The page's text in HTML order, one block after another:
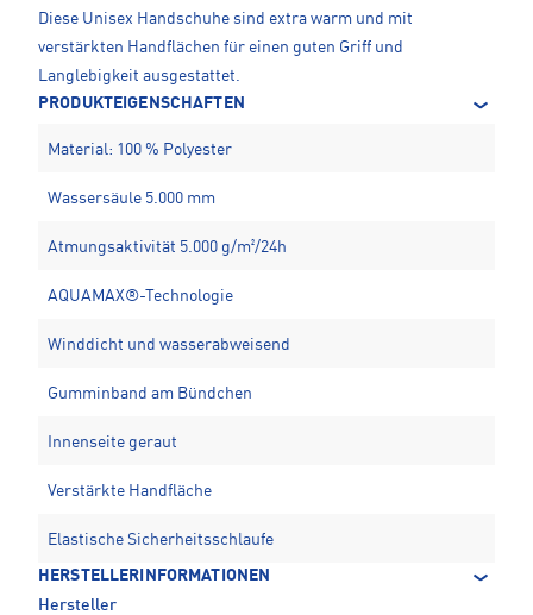
Diese Unisex Handschuhe sind extra warm und mit
verstärkten Handflächen für einen guten Griff und
Langlebigkeit ausgestattet.
PRODUKTEIGENSCHAFTEN
Material: 100 % Polyester
Wassersäule 5.000 mm
Atmungsaktivität 5.000 g/m²/24h
AQUAMAX®-Technologie
Winddicht und wasserabweisend
Gumminband am Bündchen
Innenseite geraut
Verstärkte Handfläche
Elastische Sicherheitsschlaufe
HERSTELLERINFORMATIONEN
Hersteller